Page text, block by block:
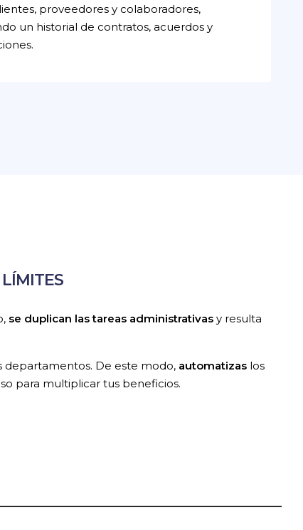
proveedores y colaboradores,
un historial de contratos, acuerdos y
se duplican las tareas administrativas y resulta
De este modo, automatizas los
para multiplicar tus beneficios.